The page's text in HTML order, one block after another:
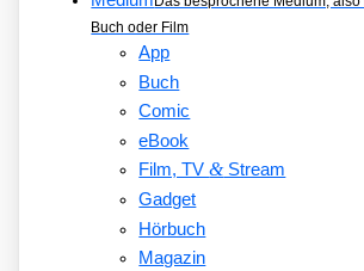
Buch oder Film
App
Buch
Comic
eBook
Film, TV&Stream
Gadget
Hörbuch
Magazin